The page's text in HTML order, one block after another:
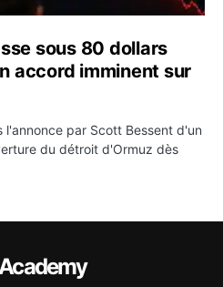
sous 80 dollars
accord imminent sur
l'annonce par Scott Bessent d'un
du détroit d'Ormuz dès